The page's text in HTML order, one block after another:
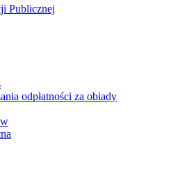
Publicznej
odpłatności za obiady